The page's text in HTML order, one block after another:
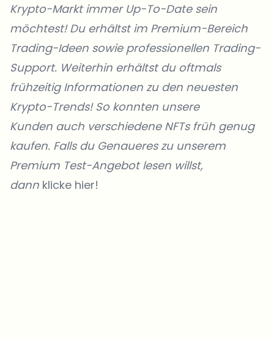
Krypto-Markt immer Up-To-Date sein
möchtest! Du erhältst im Premium-Bereich
Trading-Ideen sowie professionellen Trading-
Support. Weiterhin erhältst du oftmals
frühzeitig Informationen zu den neuesten
Krypto-Trends! So konnten unsere
Kunden auch verschiedene NFTs früh genug
kaufen. Falls du Genaueres zu unserem
Premium Test-Angebot lesen willst,
dann klicke hier!